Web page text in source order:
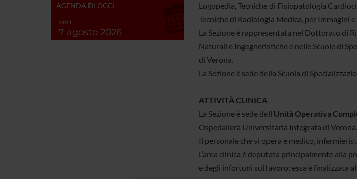
AGENDA DI OGGI
ven
7 agosto 2026
Logopedia, Tecniche di Fisiopatologia
Tecniche di Radiologia Medica, per Immagini
La Sezione è rappresentata nel Dottorato di
Naturali e Ingegneristiche e nelle Scuole di
di Verona.
La Sezione è sede della Scuola di
ATTIVITÀ CLINICA
La Sezione è sede dell’Unità Operativa
Ospedaliera Universitaria Integrata di Verona.
Il personale che vi opera è medico,
L’area clinica è deputata principalmente alla
e degli infortuni sul lavoro; essa è finalizzata